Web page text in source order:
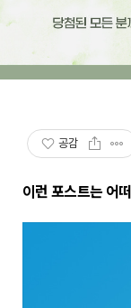
공감
이런 포스트는 어